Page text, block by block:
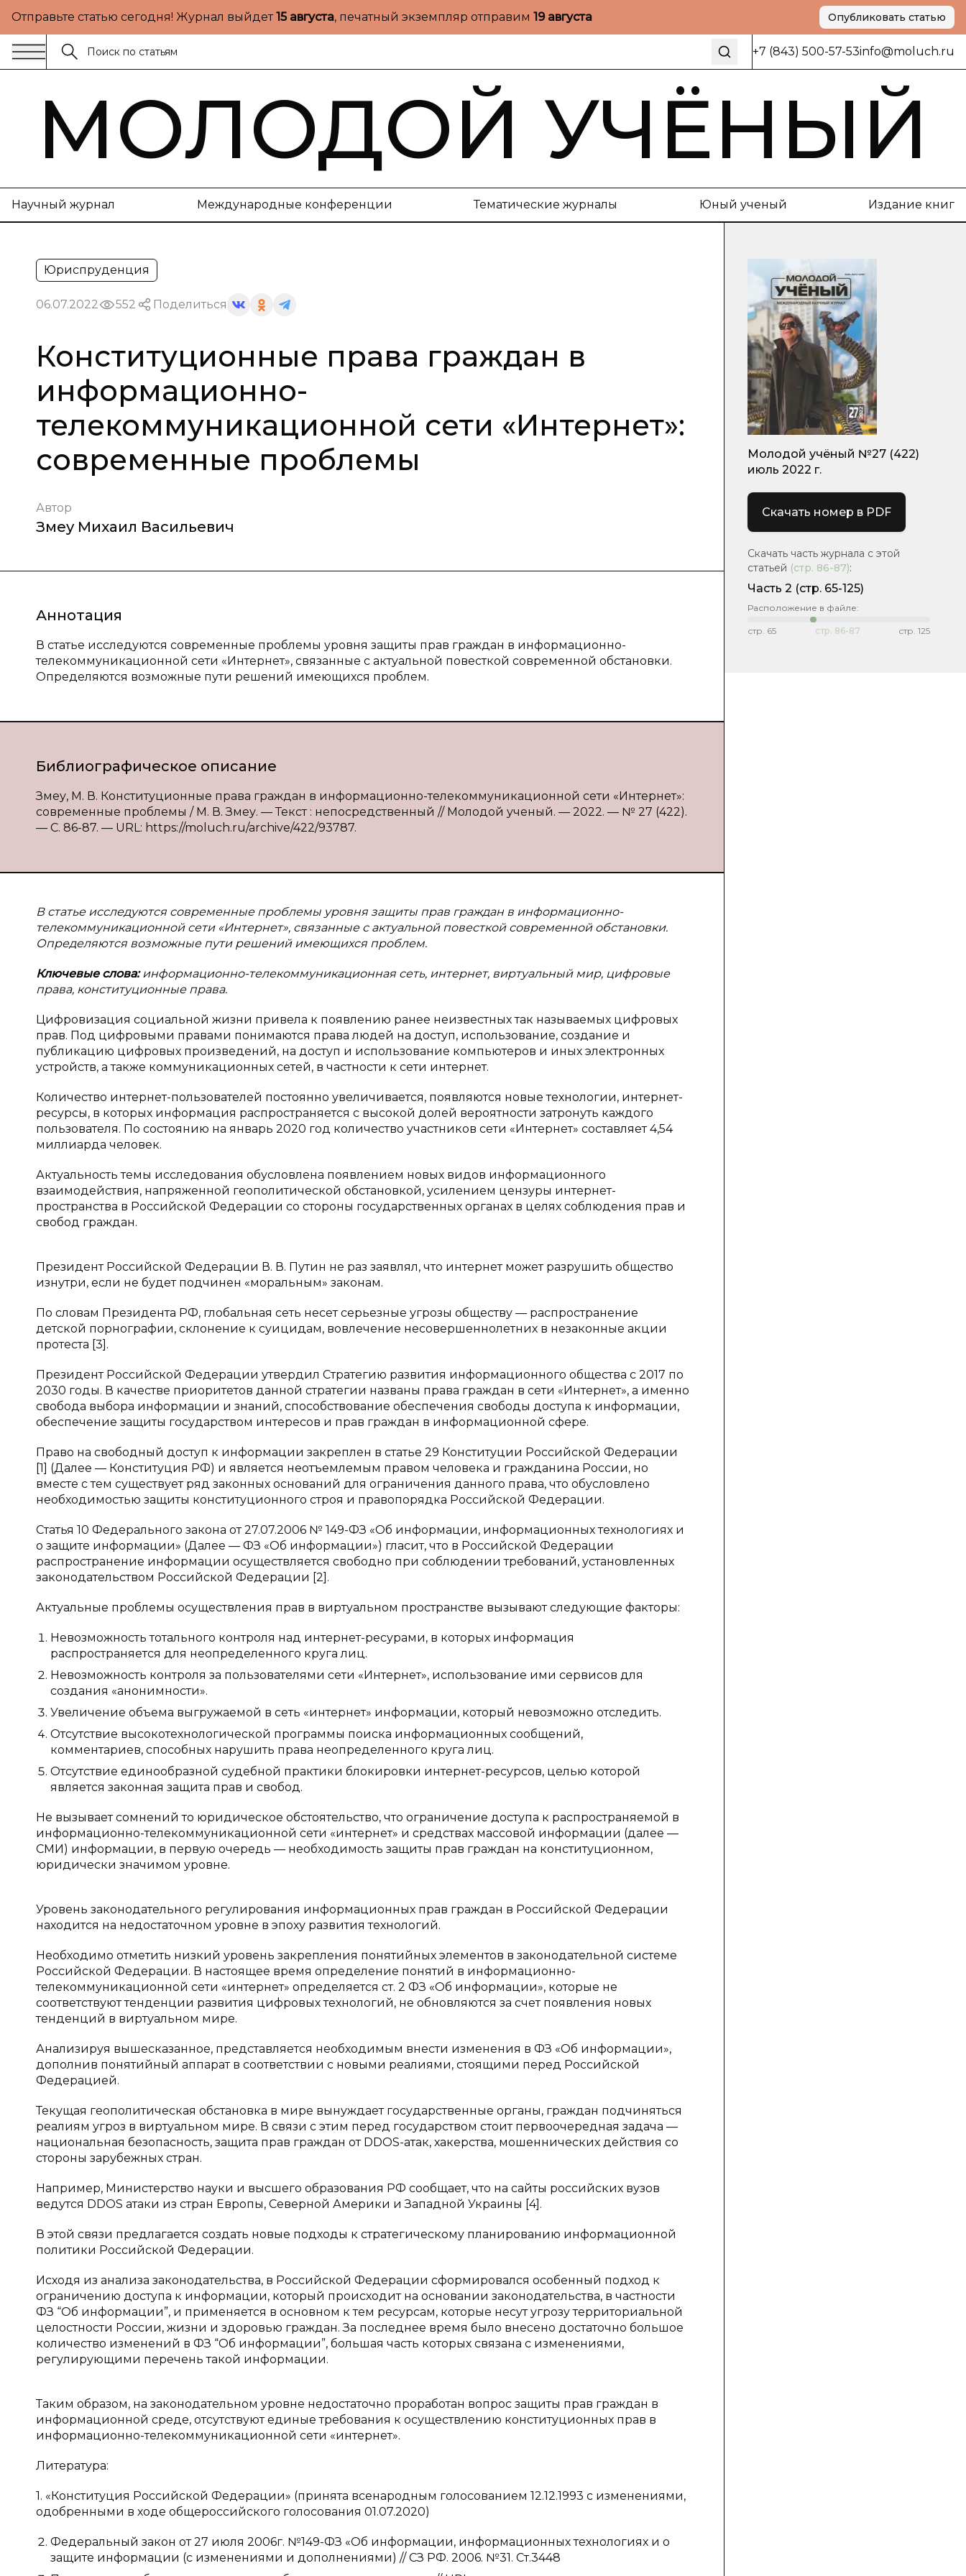
Отправьте статью сегодня! Журнал выйдет15 августа, печатный экземпляр отправим 19 августа Опубликовать статью
+7 (843) 500-57-53info@moluch.ru
МОЛОДОЙ УЧЁНЫЙ
Научный журнал Международные конференции Тематические журналы Юный ученый Издание книг
Юриспруденция
06.07.2022 552 Поделиться
Конституционные права граждан в
информационно-
телекоммуникационной сети «Интернет»:
современные проблемы
Автор
Змеу Михаил Васильевич
Аннотация
В статье исследуются современные проблемы уровня защиты прав граждан в информационно-
телекоммуникационной сети «Интернет», связанные с актуальной повесткой современной обстановки.
Определяются возможные пути решений имеющихся проблем.
Библиографическое описание
Змеу, М. В. Конституционные права граждан в информационно-телекоммуникационной сети «Интернет»:
современные проблемы / М. В. Змеу. — Текст : непосредственный // Молодой ученый. — 2022. — № 27 (422).
— С. 86-87. — URL: https://moluch.ru/archive/422/93787.
В статье исследуются современные проблемы уровня защиты прав граждан в информационно-
телекоммуникационной сети «Интернет», связанные с актуальной повесткой современной обстановки.
Определяются возможные пути решений имеющихся проблем.
Ключевые слова:информационно-телекоммуникационная сеть, интернет, виртуальный мир, цифровые
права, конституционные права.
Цифровизация социальной жизни привела к появлению ранее неизвестных так называемых цифровых
прав. Под цифровыми правами понимаются права людей на доступ, использование, создание и
публикацию цифровых произведений, на доступ и использование компьютеров и иных электронных
устройств, а также коммуникационных сетей, в частности к сети интернет.
Количество интернет-пользователей постоянно увеличивается, появляются новые технологии, интернет-
ресурсы, в которых информация распространяется с высокой долей вероятности затронуть каждого
пользователя. По состоянию на январь 2020 год количество участников сети «Интернет» составляет 4,54
миллиарда человек.
Актуальность темы исследования обусловлена появлением новых видов информационного
взаимодействия, напряженной геополитической обстановкой, усилением цензуры интернет-
пространства в Российской Федерации со стороны государственных органах в целях соблюдения прав и
свобод граждан.
Президент Российской Федерации В. В. Путин не раз заявлял, что интернет может разрушить общество
изнутри, если не будет подчинен «моральным» законам.
По словам Президента РФ, глобальная сеть несет серьезные угрозы обществу — распространение
детской порнографии, склонение к суицидам, вовлечение несовершеннолетних в незаконные акции
протеста [3].
Президент Российской Федерации утвердил Стратегию развития информационного общества с 2017 по
2030 годы. В качестве приоритетов данной стратегии названы права граждан в сети «Интернет», а именно
свобода выбора информации и знаний, способствование обеспечения свободы доступа к информации,
обеспечение защиты государством интересов и прав граждан в информационной сфере.
Право на свободный доступ к информации закреплен в статье 29 Конституции Российской Федерации
[1] (Далее — Конституция РФ) и является неотъемлемым правом человека и гражданина России, но
вместе с тем существует ряд законных оснований для ограничения данного права, что обусловлено
необходимостью защиты конституционного строя и правопорядка Российской Федерации.
Статья 10 Федерального закона от 27.07.2006 № 149-ФЗ «Об информации, информационных технологиях и
о защите информации» (Далее — ФЗ «Об информации») гласит, что в Российской Федерации
распространение информации осуществляется свободно при соблюдении требований, установленных
законодательством Российской Федерации [2].
Актуальные проблемы осуществления прав в виртуальном пространстве вызывают следующие факторы:
Невозможность тотального контроля над интернет-ресурами, в которых информация
распространяется для неопределенного круга лиц.
Невозможность контроля за пользователями сети «Интернет», использование ими сервисов для
создания «анонимности».
Увеличение объема выгружаемой в сеть «интернет» информации, который невозможно отследить.
Отсутствие высокотехнологической программы поиска информационных сообщений,
комментариев, способных нарушить права неопределенного круга лиц.
Отсутствие единообразной судебной практики блокировки интернет-ресурсов, целью которой
является законная защита прав и свобод.
Не вызывает сомнений то юридическое обстоятельство, что ограничение доступа к распространяемой в
информационно-телекоммуникационной сети «интернет» и средствах массовой информации (далее —
СМИ) информации, в первую очередь — необходимость защиты прав граждан на конституционном,
юридически значимом уровне.
Уровень законодательного регулирования информационных прав граждан в Российской Федерации
находится на недостаточном уровне в эпоху развития технологий.
Необходимо отметить низкий уровень закрепления понятийных элементов в законодательной системе
Российской Федерации. В настоящее время определение понятий в информационно-
телекоммуникационной сети «интернет» определяется ст. 2 ФЗ «Об информации», которые не
соответствуют тенденции развития цифровых технологий, не обновляются за счет появления новых
тенденций в виртуальном мире.
Анализируя вышесказанное, представляется необходимым внести изменения в ФЗ «Об информации»,
дополнив понятийный аппарат в соответствии с новыми реалиями, стоящими перед Российской
Федерацией.
Текущая геополитическая обстановка в мире вынуждает государственные органы, граждан подчиняться
реалиям угроз в виртуальном мире. В связи с этим перед государством стоит первоочередная задача —
национальная безопасность, защита прав граждан от DDOS-атак, хакерства, мошеннических действия со
стороны зарубежных стран.
Например, Министерство науки и высшего образования РФ сообщает, что на сайты российских вузов
ведутся DDOS атаки из стран Европы, Северной Америки и Западной Украины [4].
В этой связи предлагается создать новые подходы к стратегическому планированию информационной
политики Российской Федерации.
Исходя из анализа законодательства, в Российской Федерации сформировался особенный подход к
ограничению доступа к информации, который происходит на основании законодательства, в частности
ФЗ “Об информации”, и применяется в основном к тем ресурсам, которые несут угрозу территориальной
целостности России, жизни и здоровью граждан. За последнее время было внесено достаточно большое
количество изменений в ФЗ “Об информации”, большая часть которых связана с изменениями,
регулирующими перечень такой информации.
Таким образом, на законодательном уровне недостаточно проработан вопрос защиты прав граждан в
информационной среде, отсутствуют единые требования к осуществлению конституционных прав в
информационно-телекоммуникационной сети «интернет».
Литература:
1. «Конституция Российской Федерации» (принята всенародным голосованием 12.12.1993 с изменениями,
одобренными в ходе общероссийского голосования 01.07.2020)
Федеральный закон от 27 июля 2006г. №149-ФЗ «Об информации, информационных технологиях и о
защите информации (с изменениями и дополнениями) // СЗ РФ. 2006. №31. Ст.3448
Молодой учёный №27 (422)
июль 2022 г.
Скачать номер в PDF
Скачать часть журнала с этой
статьей (стр. 86-87):
Часть 2 (стр. 65-125)
Расположение в файле:
стр. 65 стр. 86-87 стр. 125